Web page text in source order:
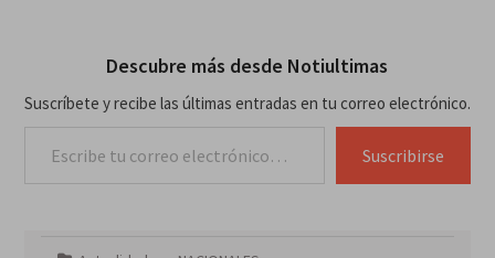
Descubre más desde Notiultimas
Suscríbete y recibe las últimas entradas en tu correo electrónico.
Suscribirse